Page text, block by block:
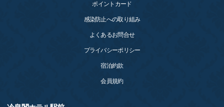
ポイントカード
感染防止への取り組み
よくあるお問合せ
プライバシーポリシー
宿泊約款
会員規約